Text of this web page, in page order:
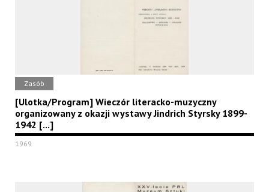
Zasób
[Ulotka/Program] Wieczór literacko-muzyczny
organizowany z okazji wystawy Jindrich Styrsky 1899-
1942 [...]
1969